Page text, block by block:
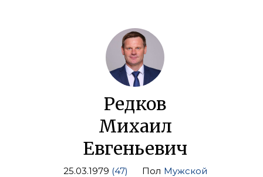
Редков
Михаил
Евгеньевич
25.03.1979 (47) Пол Мужской